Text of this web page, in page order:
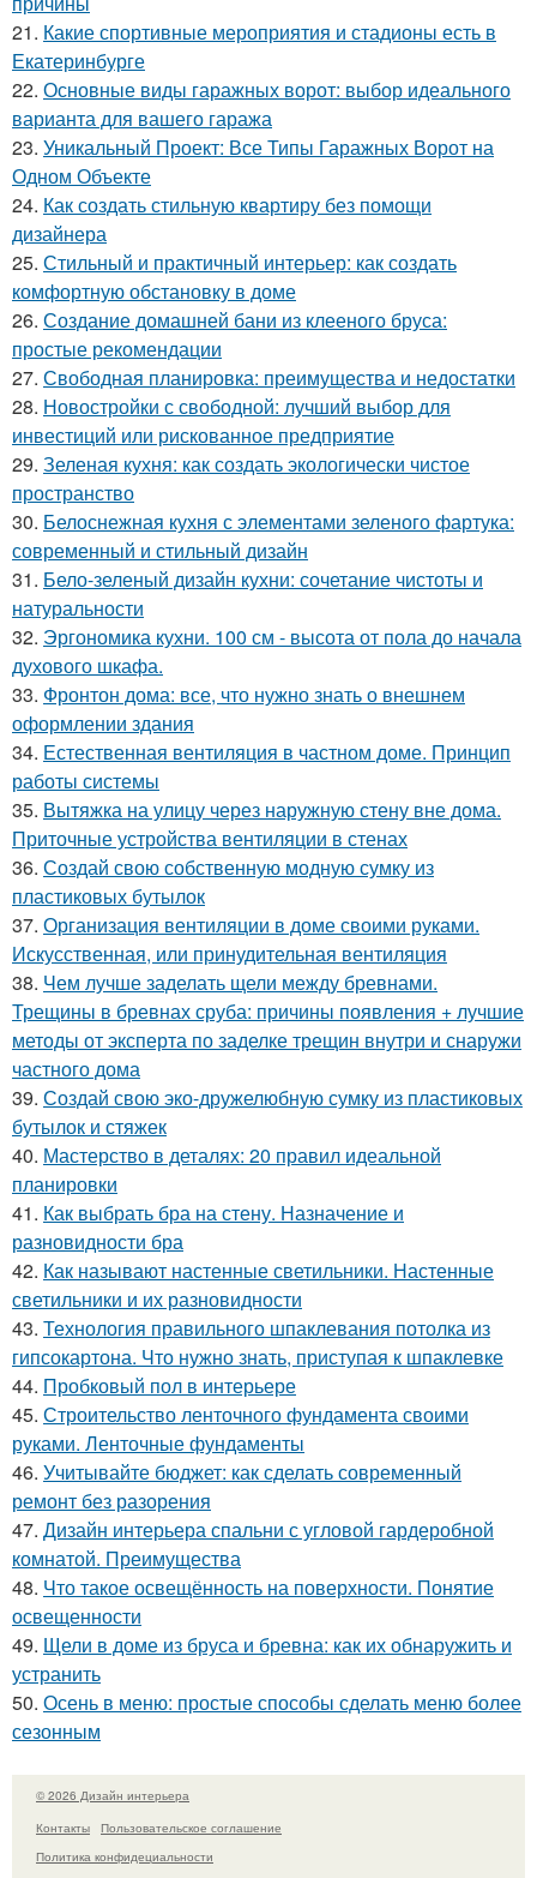
21. Какие спортивные мероприятия и стадионы есть в
Екатеринбурге
22. Основные виды гаражных ворот: выбор идеального
варианта для вашего гаража
23. Уникальный Проект: Все Типы Гаражных Ворот на
Одном Объекте
24. Как создать стильную квартиру без помощи
дизайнера
25. Стильный и практичный интерьер: как создать
комфортную обстановку в доме
26. Создание домашней бани из клееного бруса:
простые рекомендации
27. Свободная планировка: преимущества и недостатки
28. Новостройки с свободной: лучший выбор для
инвестиций или рискованное предприятие
29. Зеленая кухня: как создать экологически чистое
пространство
30. Белоснежная кухня с элементами зеленого фартука:
современный и стильный дизайн
31. Бело-зеленый дизайн кухни: сочетание чистоты и
натуральности
32. Эргономика кухни. 100 см - высота от пола до начала
духового шкафа.
33. Фронтон дома: все, что нужно знать о внешнем
оформлении здания
34. Естественная вентиляция в частном доме. Принцип
работы системы
35. Вытяжка на улицу через наружную стену вне дома.
Приточные устройства вентиляции в стенах
36. Создай свою собственную модную сумку из
пластиковых бутылок
37. Организация вентиляции в доме своими руками.
Искусственная, или принудительная вентиляция
38. Чем лучше заделать щели между бревнами.
Трещины в бревнах сруба: причины появления + лучшие
методы от эксперта по заделке трещин внутри и снаружи
частного дома
39. Создай свою эко-дружелюбную сумку из пластиковых
бутылок и стяжек
40. Мастерство в деталях: 20 правил идеальной
планировки
41. Как выбрать бра на стену. Назначение и
разновидности бра
42. Как называют настенные светильники. Настенные
светильники и их разновидности
43. Технология правильного шпаклевания потолка из
гипсокартона. Что нужно знать, приступая к шпаклевке
44. Пробковый пол в интерьере
45. Строительство ленточного фундамента своими
руками. Ленточные фундаменты
46. Учитывайте бюджет: как сделать современный
ремонт без разорения
47. Дизайн интерьера спальни с угловой гардеробной
комнатой. Преимущества
48. Что такое освещённость на поверхности. Понятие
освещенности
49. Щели в доме из бруса и бревна: как их обнаружить и
устранить
50. Осень в меню: простые способы сделать меню более
сезонным
© 2026 Дизайн интерьера
Контакты
Пользовательское соглашение
Политика конфидециальности